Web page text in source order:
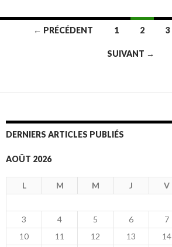
articles
← PRÉCÉDENT 1 2 3
SUIVANT →
DERNIERS ARTICLES PUBLIÉS
AOÛT 2026
L M M J V
3
4 5 6 7
10
11 12 13 14